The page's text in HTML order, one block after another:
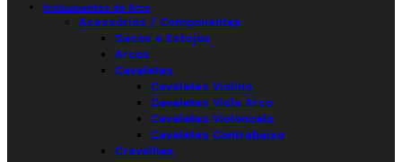
Instrumentos de Arco
Acessórios / Componentes
Sacos e Estojos
Arcos
Cavaletes
Cavaletes Violino
Cavaletes Viola Arco
Cavaletes Violoncelo
Cavaletes Contrabaixo
Cravelhas